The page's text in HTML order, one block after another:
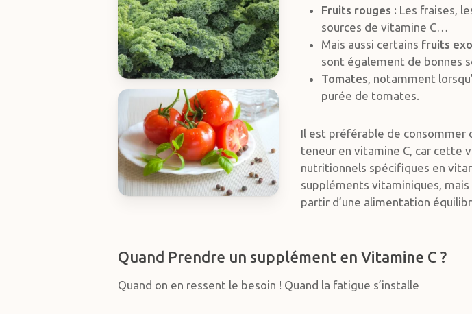
Fruits rouges : Les fraises,
sources de vitamine C…
Mais aussi certains fruits
sont également de bonnes
Tomates , notamment
purée de tomates.
Il est préférable de consommer
teneur en vitamine C, car cette
nutritionnels spécifiques en
suppléments vitaminiques,
partir d’une alimentation
Quand Prendre un supplément en Vitamine C ?
Quand on en ressent le besoin ! Quand la fatigue s’installe